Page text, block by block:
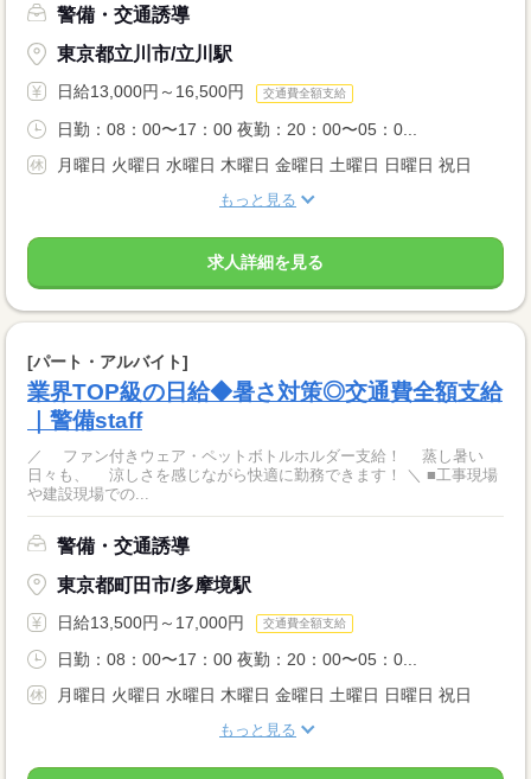
警備・交通誘導
東京都立川市/立川駅
日給13,000円～16,500円 交通費全額支給
日勤：08：00〜17：00 夜勤：20：00〜05：0...
月曜日 火曜日 水曜日 木曜日 金曜日 土曜日 日曜日 祝日
もっと見る
求人詳細を見る
[パート・アルバイト]
業界TOP級の日給◆暑さ対策◎交通費全額支給
｜警備staff
／ ファン付きウェア・ペットボトルホルダー支給！ 蒸し暑い
日々も、 涼しさを感じながら快適に勤務できます！ ＼ ■工事現場
や建設現場での...
警備・交通誘導
東京都町田市/多摩境駅
日給13,500円～17,000円 交通費全額支給
日勤：08：00〜17：00 夜勤：20：00〜05：0...
月曜日 火曜日 水曜日 木曜日 金曜日 土曜日 日曜日 祝日
もっと見る